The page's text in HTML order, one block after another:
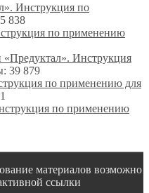
Инструкция по
838
по применению
«Предуктал». Инструкция
39 879
по применению для
по применению
материалов возможно
ссылки